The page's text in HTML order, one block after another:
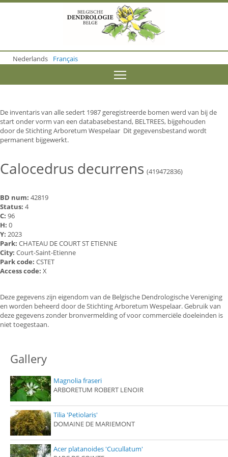
o
m
o
n
t
e
n
Nederlands Français
De inventaris van alle sedert 1987 geregistreerde bomen werd van bij de
start onder vorm van een databasebestand, BELTREES, bijgehouden
door de Stichting Arboretum Wespelaar Dit gegevensbestand wordt
permanent bijgewerkt.
Calocedrus decurrens (419472836)
BD num: 42819
Status: 4
C: 96
H: 0
Y: 2023
Park: CHATEAU DE COURT ST ETIENNE
City: Court-Saint-Etienne
Park code: CSTET
Access code: X
Deze gegevens zijn eigendom van de Belgische Dendrologische Vereniging
en worden beheerd door de Stichting Arboretum Wespelaar. Gebruik van
deze gegevens zonder bronvermelding of voor commerciële doeleinden is
niet toegestaan.
Gallery
Magnolia fraseri
ARBORETUM ROBERT LENOIR
Tilia 'Petiolaris'
DOMAINE DE MARIEMONT
Acer platanoides 'Cucullatum'